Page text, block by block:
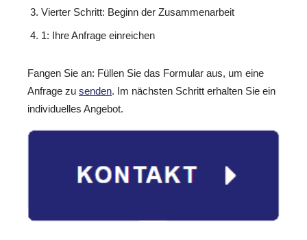
Vierter Schritt: Beginn der Zusammenarbeit
1: Ihre Anfrage einreichen
Fangen Sie an: Füllen Sie das Formular aus, um eine
Anfrage zu senden. Im nächsten Schritt erhalten Sie ein
individuelles Angebot.